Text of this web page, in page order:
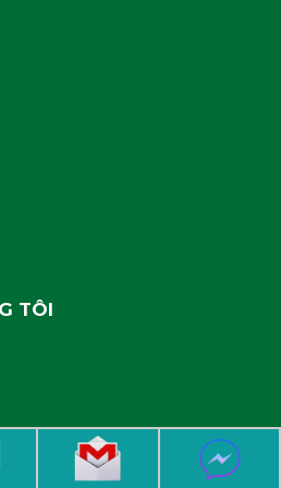
TÔI
gonhuathanhcong.com